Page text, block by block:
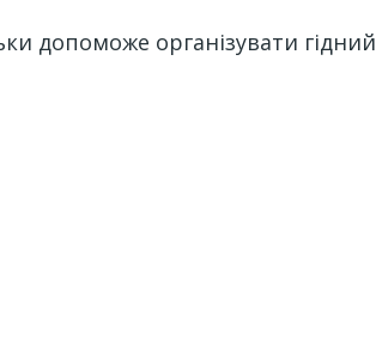
допоможе організувати гідний